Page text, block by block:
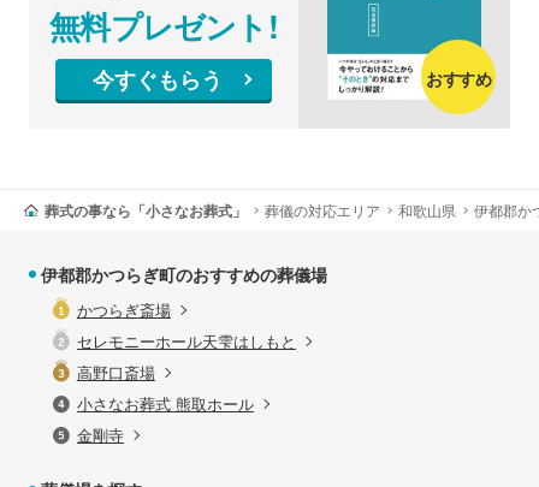
無料プレゼント!
今すぐもらう おすすめ
葬式の事なら「小さなお葬式」 葬儀の対応エリア 和歌山県 伊都郡か
伊都郡かつらぎ町のおすすめの葬儀場
かつらぎ斎場
セレモニーホール天雫はしもと
高野口斎場
小さなお葬式 熊取ホール
金剛寺